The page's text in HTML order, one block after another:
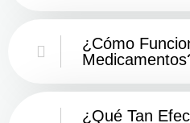
¿Cómo
¿Qué Tan